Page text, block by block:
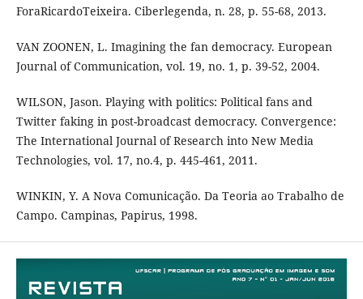
ForaRicardoTeixeira. Ciberlegenda, n. 28, p. 55-68, 2013.
VAN ZOONEN, L. Imagining the fan democracy. European
Journal of Communication, vol. 19, no. 1, p. 39-52, 2004.
WILSON, Jason. Playing with politics: Political fans and
Twitter faking in post-broadcast democracy. Convergence:
The International Journal of Research into New Media
Technologies, vol. 17, no.4, p. 445-461, 2011.
WINKIN, Y. A Nova Comunicação. Da Teoria ao Trabalho de
Campo. Campinas, Papirus, 1998.